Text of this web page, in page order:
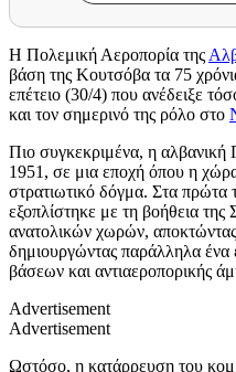
Η Πολεμική Αεροπορία της
βάση της Κουτσόβα τα 75
επέτειο (30/4) που ανέδειξε
και τον σημερινό της ρόλο στο
Πιο συγκεκριμένα, η αλβανική
1951, σε μια εποχή όπου η
στρατιωτικό δόγμα. Στα πρώτα
εξοπλίστηκε με τη βοήθεια
ανατολικών χωρών,
δημιουργώντας παράλληλα ένα
βάσεων και αντιαεροπορικής
Advertisement
Advertisement
Ωστόσο, η κατάρρευση του